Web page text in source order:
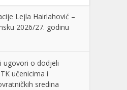
Lejla Hairlahović –
2026/27. godinu
ugovori o dodjeli
učenicima i
sredina